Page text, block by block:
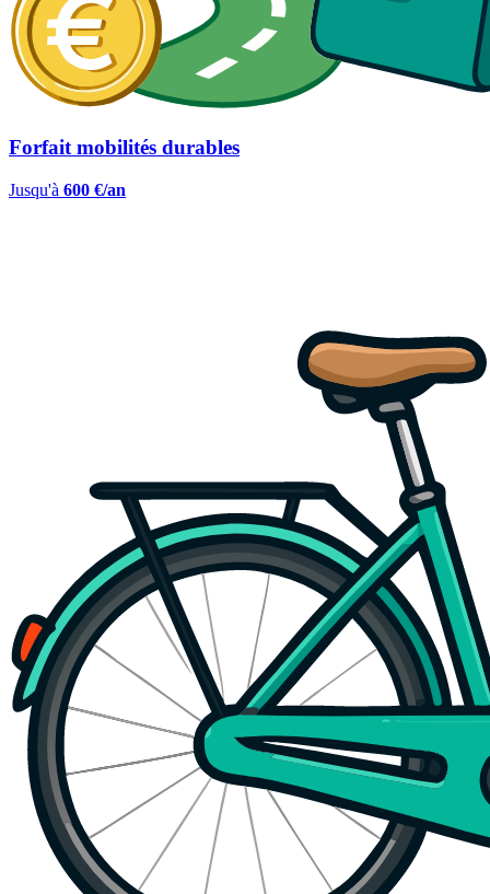
Forfait mobilités durables
Jusqu'à 600 €/an